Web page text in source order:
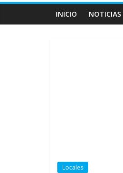
INICIO NOTICIAS
Locales